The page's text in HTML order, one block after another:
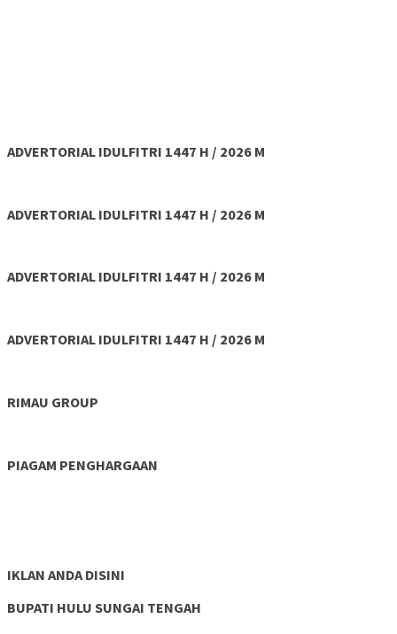
ADVERTORIAL IDULFITRI 1447 H / 2026 M
ADVERTORIAL IDULFITRI 1447 H / 2026 M
ADVERTORIAL IDULFITRI 1447 H / 2026 M
ADVERTORIAL IDULFITRI 1447 H / 2026 M
RIMAU GROUP
PIAGAM PENGHARGAAN
IKLAN ANDA DISINI
BUPATI HULU SUNGAI TENGAH